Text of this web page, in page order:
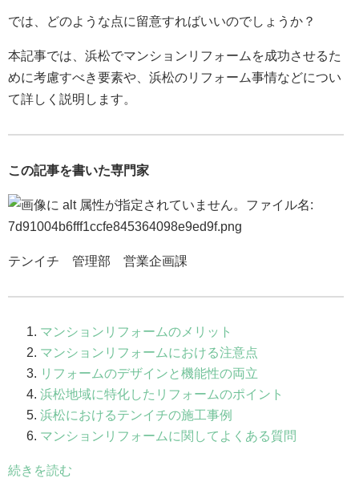
では、どのような点に留意すればいいのでしょうか？
本記事では、浜松でマンションリフォームを成功させるた
めに考慮すべき要素や、浜松のリフォーム事情などについ
て詳しく説明します。
この記事を書いた専門家
テンイチ 管理部 営業企画課
マンションリフォームのメリット
マンションリフォームにおける注意点
リフォームのデザインと機能性の両立
浜松地域に特化したリフォームのポイント
浜松におけるテンイチの施工事例
マンションリフォームに関してよくある質問
続きを読む